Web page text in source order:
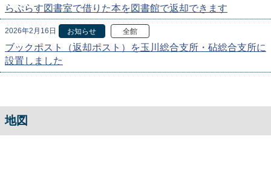
らぷらす図書室で借りた本を図書館で返却できます
2026年2月16日 お知らせ 全館
ブックポスト（返却ポスト）を玉川総合支所・砧総合支所に
設置しました
地図